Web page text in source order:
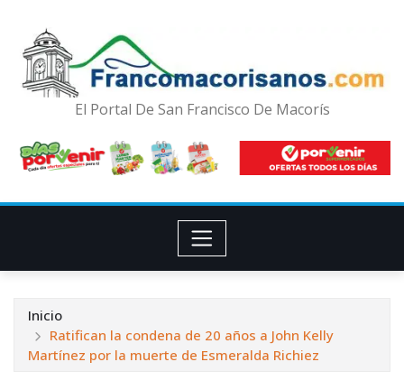
El Portal De San Francisco De Macorís
Inicio
Ratifican la condena de 20 años a John Kelly
Martínez por la muerte de Esmeralda Richiez